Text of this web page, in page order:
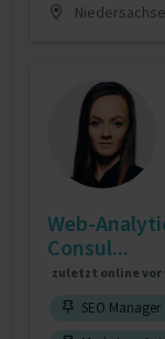
Web-
Consul...
zuletzt online vor
SEO Manager